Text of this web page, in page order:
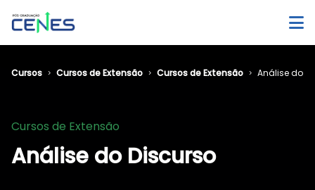
Cursos Cursos de Extensão Cursos de Extensão Análise do
Cursos de Extensão
Análise do Discurso